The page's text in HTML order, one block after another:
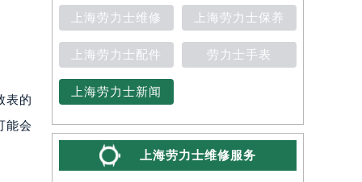
表的
能会
上海劳力士维修 上海劳力士保养
上海劳力士配件 劳力士手表
上海劳力士新闻
上海劳力士维修服务